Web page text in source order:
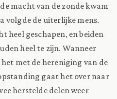
macht van de zonde kwam
volgde de uiterlijke mens.
heel geschapen, en beiden
heel te zijn. Wanneer
met de hereniging van de
gaat het over naar
herstelde delen weer